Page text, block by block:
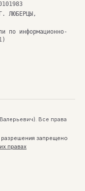
ЛЮБЕРЦЫ,
по информационно-
Все права
запрещено
правах